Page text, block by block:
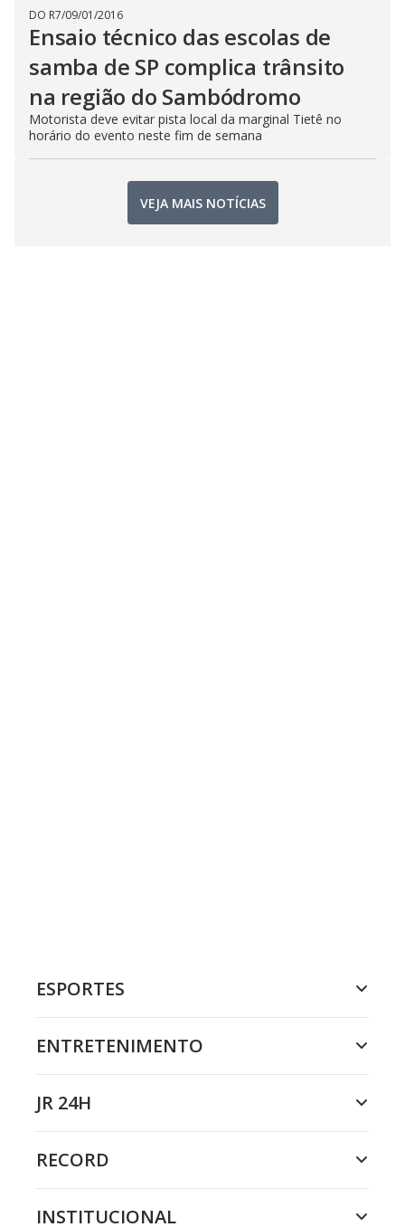
DO R7/09/01/2016
Ensaio técnico das escolas de
samba de SP complica trânsito
na região do Sambódromo
Motorista deve evitar pista local da marginal Tietê no
horário do evento neste fim de semana
VEJA MAIS NOTÍCIAS
ESPORTES
ENTRETENIMENTO
JR 24H
RECORD
INSTITUCIONAL